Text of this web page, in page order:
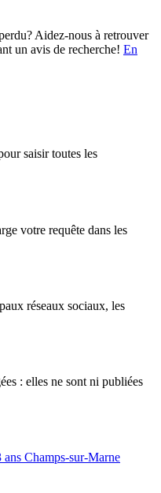
Aidez-nous à retrouver
un avis de recherche! En
saisir toutes les
votre requête dans les
réseaux sociaux, les
: elles ne sont ni publiées